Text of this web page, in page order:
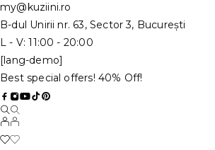
my@kuziini.ro
B-dul Unirii nr. 63, Sector 3, București
L - V: 11:00 - 20:00
[lang-demo]
Best special offers! 40% Off!